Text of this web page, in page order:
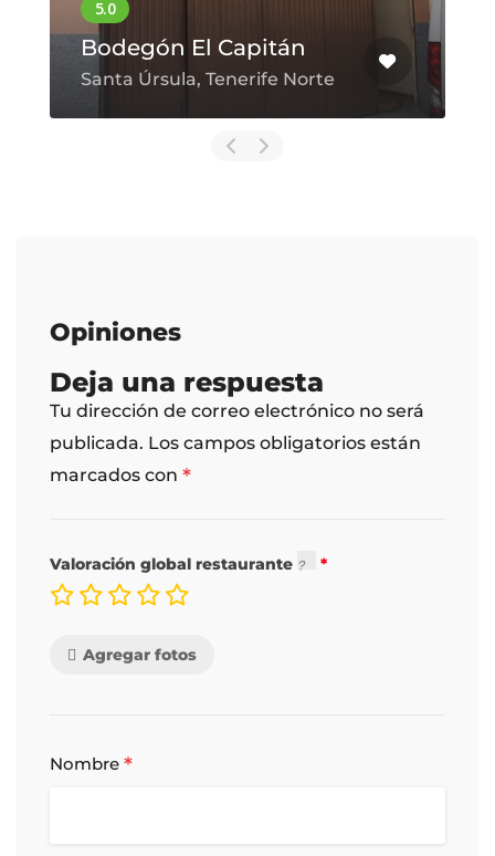
Bodegón El Capitán
Santa Úrsula, Tenerife Norte
Opiniones
Deja una respuesta
Tu dirección de correo electrónico no será
publicada. Los campos obligatorios están
marcados con *
Valoración global restaurante
Agregar fotos
Nombre *